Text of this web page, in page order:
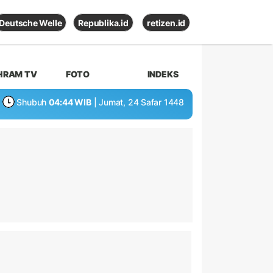
Deutsche Welle Republika.id retizen.id
TV FOTO INDEKS
Shubuh 04:44 WIB | Jumat, 24 Safar 1448